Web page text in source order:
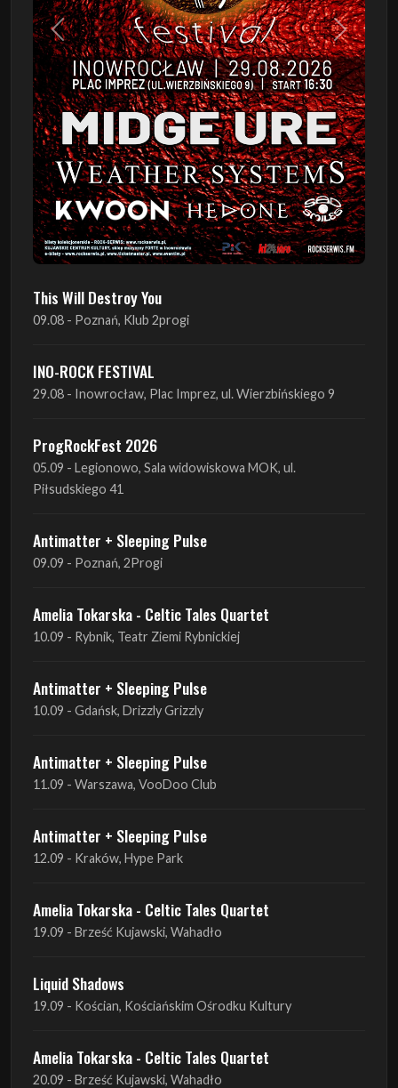
Poprzedni Następny
This Will Destroy You
09.08 - Poznań, Klub 2progi
INO-ROCK FESTIVAL
29.08 - Inowrocław, Plac Imprez, ul. Wierzbińskiego 9
ProgRockFest 2026
05.09 - Legionowo, Sala widowiskowa MOK, ul.
Piłsudskiego 41
Antimatter + Sleeping Pulse
09.09 - Poznań, 2Progi
Amelia Tokarska - Celtic Tales Quartet
10.09 - Rybnik, Teatr Ziemi Rybnickiej
Antimatter + Sleeping Pulse
10.09 - Gdańsk, Drizzly Grizzly
Antimatter + Sleeping Pulse
11.09 - Warszawa, VooDoo Club
Antimatter + Sleeping Pulse
12.09 - Kraków, Hype Park
Amelia Tokarska - Celtic Tales Quartet
19.09 - Brześć Kujawski, Wahadło
Liquid Shadows
19.09 - Kościan, Kościańskim Ośrodku Kultury
Amelia Tokarska - Celtic Tales Quartet
20.09 - Brześć Kujawski, Wahadło